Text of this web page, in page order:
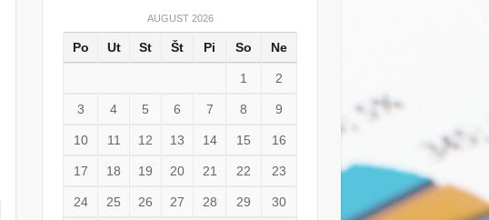
AUGUST 2026
Po Ut St Št Pi So Ne
1 2
3 4 5 6 7 8 9
10 11 12 13 14 15 16
17 18 19 20 21 22 23
24 25 26 27 28 29 30